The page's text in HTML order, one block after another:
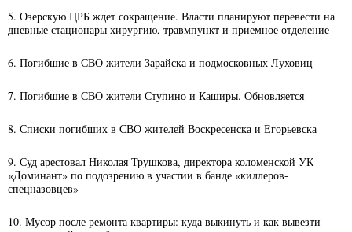
5. Озерскую ЦРБ ждет сокращение. Власти планируют перевести на
дневные стационары хирургию, травмпункт и приемное отделение
6. Погибшие в СВО жители Зарайска и подмосковных Луховиц
7. Погибшие в СВО жители Ступино и Каширы. Обновляется
8. Списки погибших в СВО жителей Воскресенска и Егорьевска
9. Суд арестовал Николая Трушкова, директора коломенской УК
«Доминант» по подозрению в участии в банде «киллеров-
спецназовцев»
10. Мусор после ремонта квартиры: куда выкинуть и как вывезти